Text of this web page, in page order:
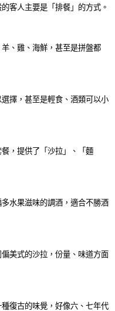
客人主要是「排餐」的方式。
、雞、海鮮，甚至是拼盤都
擇，甚至是輕食、酒類可以小
，提供了「沙拉」、「麵
水果滋味的調酒，適合不勝酒
美式的沙拉，份量、味道方面
復古的味覺，好像六、七年代